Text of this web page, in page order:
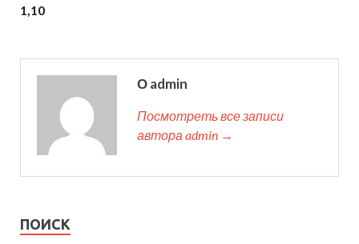
1,10
О admin
Посмотреть все записи
автора admin →
ПОИСК